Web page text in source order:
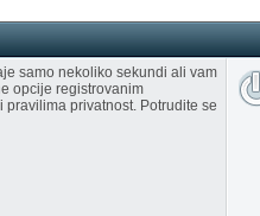
samo nekoliko sekundi ali vam
opcije registrovanim
privatnost. Potrudite se